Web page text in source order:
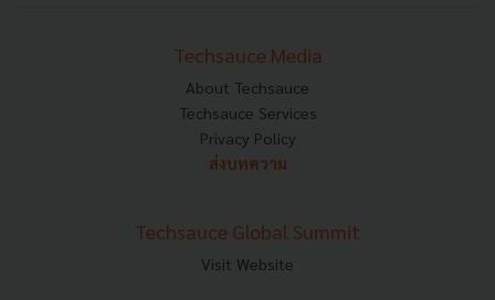
Techsauce Media
About Techsauce
Techsauce Services
Privacy Policy
ส่งบทความ
Techsauce Global Summit
Visit Website